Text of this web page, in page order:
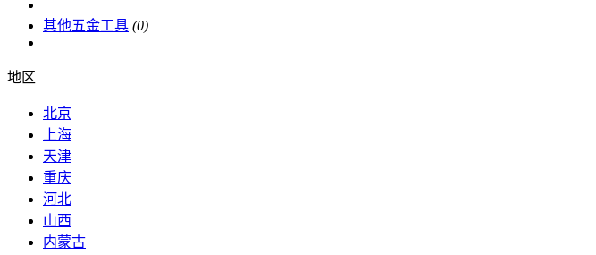
其他五金工具 (0)
地区
北京
上海
天津
重庆
河北
山西
内蒙古